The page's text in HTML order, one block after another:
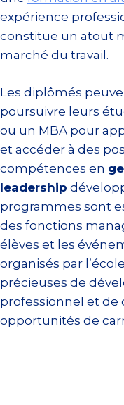
expérience
constitue un atout
marché du travail.
Les diplômés
poursuivre leurs
ou un MBA pour
et accéder à des
compétences en
leadership
programmes sont
des fonctions
élèves et les
organisés par
précieuses de
professionnel et de
opportunités de